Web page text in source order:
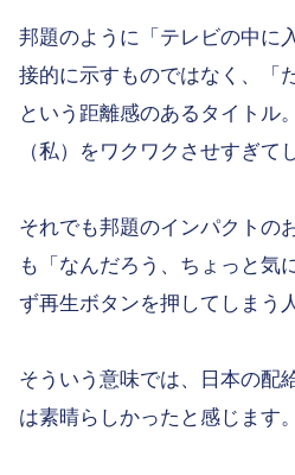
邦題のように「テレビの中に
接的に示すものではなく、「
という距離感のあるタイトル
（私）をワクワクさせすぎて
それでも邦題のインパクトの
も「なんだろう、ちょっと気
ず再生ボタンを押してしまう
そういう意味では、日本の配
は素晴らしかったと感じます。